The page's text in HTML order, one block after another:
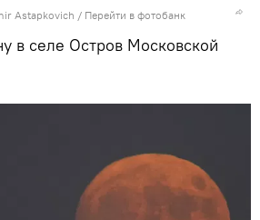
Astapkovich / Перейти в фотобанк
в селе Остров Московской